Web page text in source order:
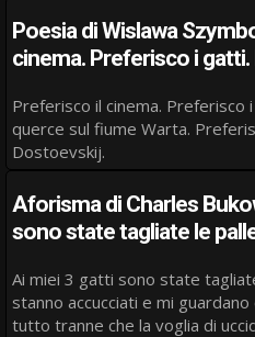
Poesia di Wislawa
cinema. Preferisco i
Preferisco il cinema. Preferisco i gatti. Preferisco le
querce sul fiume Warta. Preferisco Dickens a
Dostoevskij.
Aforisma di Charles
sono state tagliate le
Ai miei 3 gatti sono state tagliate le palle. Adesso se ne
stanno accucciati e mi guardano con gli occhi svuotati di
tutto tranne che